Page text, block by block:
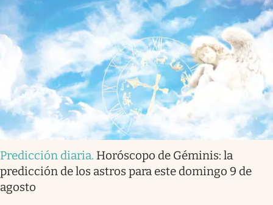
Predicción diaria. Horóscopo de Géminis: la
predicción de los astros para este domingo 9 de
agosto